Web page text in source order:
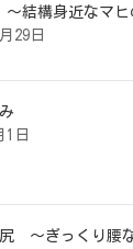
～結構身近なマヒ
29日
1日
～ぎっくり腰